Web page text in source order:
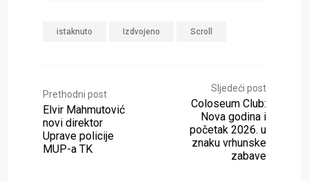
istaknuto Izdvojeno Scroll
Prethodni post
Elvir Mahmutović
novi direktor
Uprave policije
MUP-a TK
Sljedeći post
Coloseum Club:
Nova godina i
početak 2026. u
znaku vrhunske
zabave